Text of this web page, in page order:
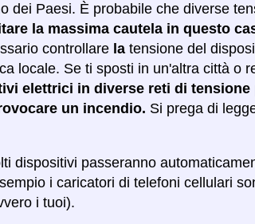
dei Paesi. È probabile che diverse
la massima cautela in questo
controllare la tensione del
locale. Se ti sposti in un'altra città o
elettrici in diverse reti di tensione
un incendio. Si prega di
dispositivi passeranno
i caricatori di telefoni cellulari
i tuoi).